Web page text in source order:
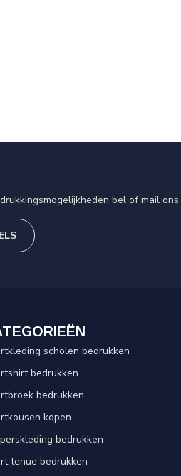
bel of mail ons.
scholen bedrukken
bedrukken
bedrukken
kopen
bedrukken
tenue bedrukken